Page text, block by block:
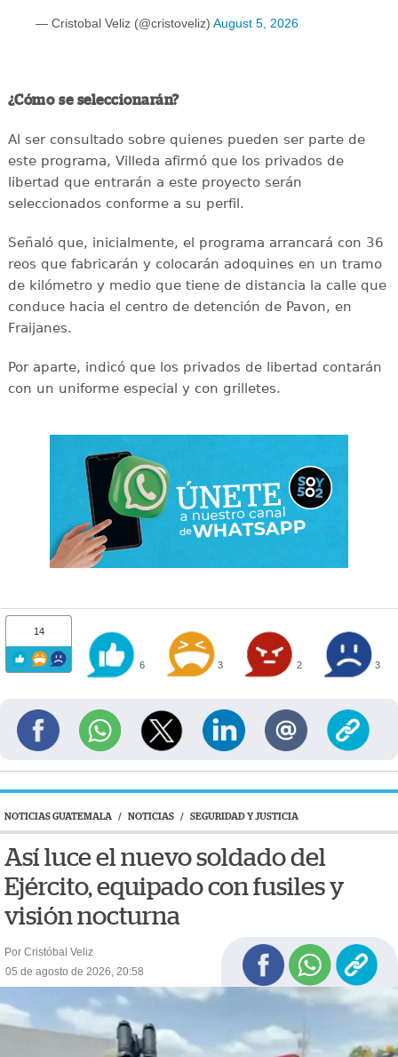
— Cristobal Veliz (@cristoveliz) August 5, 2026
¿Cómo se seleccionarán?
Al ser consultado sobre quienes pueden ser parte de
este programa, Villeda afirmó que los privados de
libertad que entrarán a este proyecto serán
seleccionados conforme a su perfil.
Señaló que, inicialmente, el programa arrancará con 36
reos que fabricarán y colocarán adoquines en un tramo
de kilómetro y medio que tiene de distancia la calle que
conduce hacia el centro de detención de Pavon, en
Fraijanes.
Por aparte, indicó que los privados de libertad contarán
con un uniforme especial y con grilletes.
14
6 3 2 3
NOTICIAS GUATEMALA / NOTICIAS / SEGURIDAD Y JUSTICIA
Así luce el nuevo soldado del
Ejército, equipado con fusiles y
visión nocturna
Por Cristóbal Veliz
05 de agosto de 2026, 20:58